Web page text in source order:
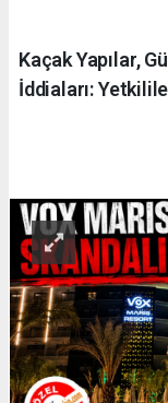
Kaçak Yapılar,
İddiaları: